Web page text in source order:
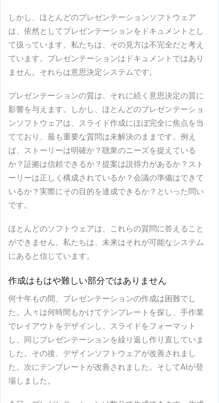
しかし、ほとんどのプレゼンテーションソフトウェア
は、依然としてプレゼンテーションをドキュメントとし
て扱っています。私たちは、その見方は不完全だと考え
ています。プレゼンテーションはドキュメントではあり
ません。それらは意思決定システムです。
プレゼンテーションの質は、それに続く意思決定の質に
影響を与えます。しかし、ほとんどのプレゼンテーショ
ンソフトウェアは、スライド作成にほぼ完全に焦点を当
てており、最も重要な質問は未解決のままです。例え
ば、ストーリーは明確か？聴衆のニーズを捉えている
か？証拠は信頼できるか？提案は説得力があるか？スト
ーリーは正しく構成されているか？会議の準備はできて
いるか？実際にその目的を達成できるか？といった問い
です。
ほとんどのソフトウェアは、これらの質問に答えること
ができません。私たちは、未来はそれが可能なシステム
にあると信じています。
作成はもはや難しい部分ではありません
何十年もの間、プレゼンテーションの作成は困難でし
た。人々は何時間もかけてテンプレートを探し、手作業
でレイアウトをデザインし、スライドをフォーマット
し、同じプレゼンテーションを繰り返し作り直していま
した。その後、デザインソフトウェアが改善されまし
た。次にテンプレートが改善されました。そしてAIが登
場しました。